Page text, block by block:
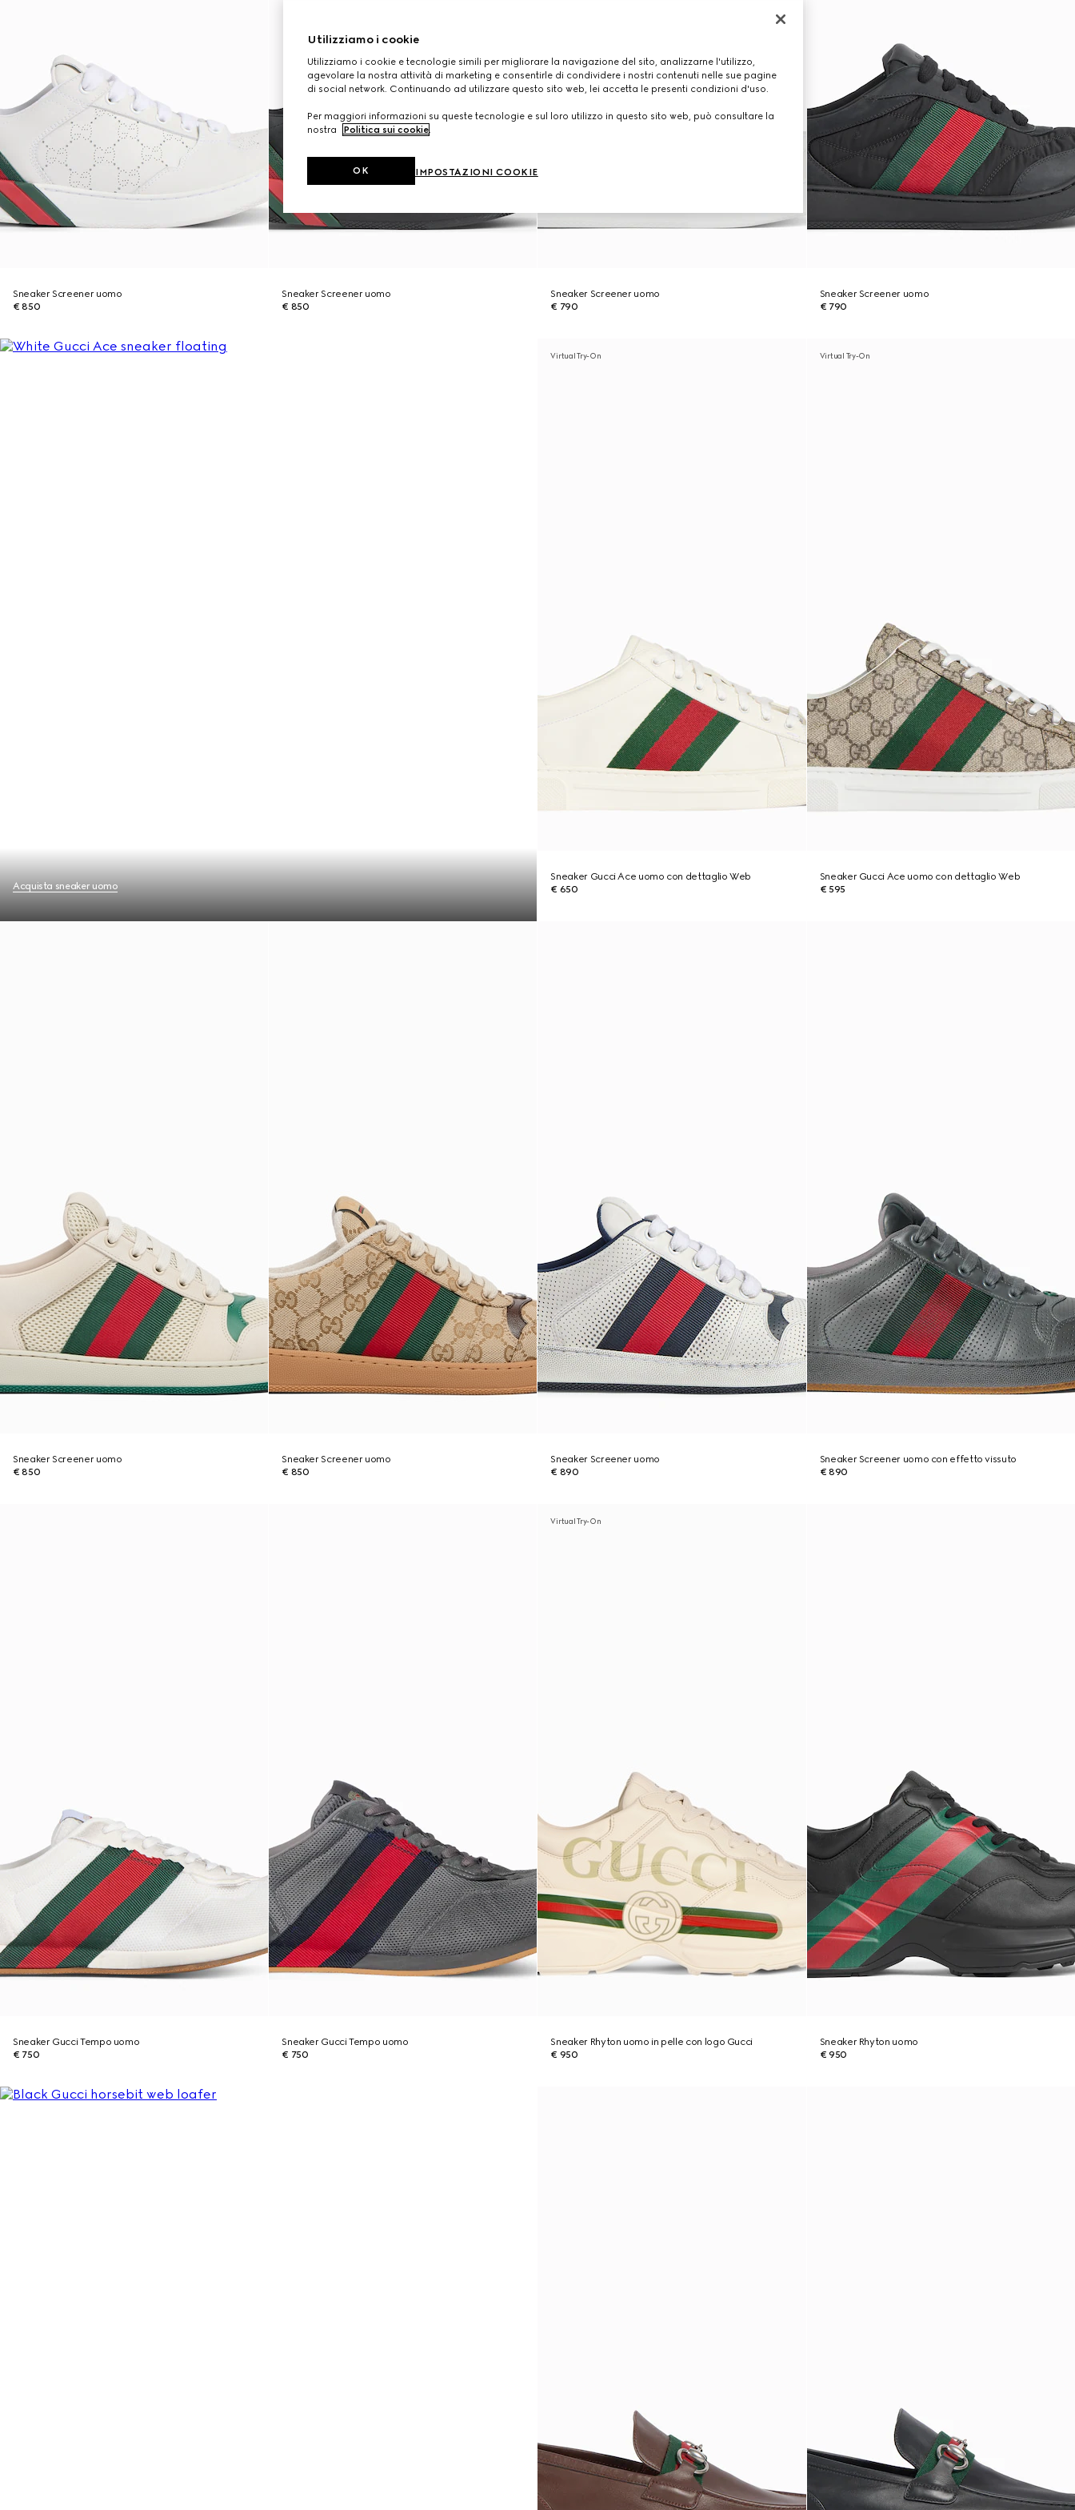
Sneaker Screener uomo
€ 850
Sneaker Screener uomo
€ 850
Sneaker Screener uomo
€ 790
Sneaker Screener uomo
€ 790
Acquista sneaker uomo
Virtual Try-On
Sneaker Gucci Ace uomo con dettaglio Web
€ 650
Virtual Try-On
Sneaker Gucci Ace uomo con dettaglio Web
€ 595
Sneaker Screener uomo
€ 850
Sneaker Screener uomo
€ 850
Sneaker Screener uomo
€ 890
Sneaker Screener uomo con effetto vissuto
€ 890
Sneaker Gucci Tempo uomo
€ 750
Sneaker Gucci Tempo uomo
€ 750
Virtual Try-On
Sneaker Rhyton uomo in pelle con logo Gucci
€ 950
Sneaker Rhyton uomo
€ 950
Utilizziamo i cookie
Utilizziamo i cookie e tecnologie simili per migliorare la navigazione del sito, analizzarne l'utilizzo,
agevolare la nostra attività di marketing e consentirle di condividere i nostri contenuti nelle sue pagine
di social network. Continuando ad utilizzare questo sito web, lei accetta le presenti condizioni d'uso.
Per maggiori informazioni su queste tecnologie e sul loro utilizzo in questo sito web, può consultare la
nostra
Politica sui cookie.
IMPOSTAZIONI COOKIE
OK